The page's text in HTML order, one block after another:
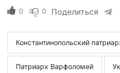
0 0 Поделиться
Константинопольский
Патриарх Варфоломей